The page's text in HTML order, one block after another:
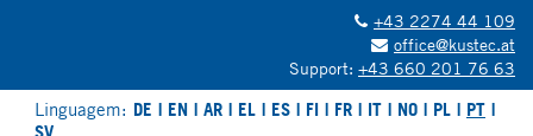
+43 2274 44 109
office@kustec.at
Support: +43 660 201 76 63
Linguagem: DE EN AR EL ES FI FR IT NO PL
PT